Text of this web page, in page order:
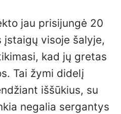
jau prisijungė 20
visoje šalyje,
kad jų gretas
Tai žymi didelį
iššūkius, su
negalia sergantys